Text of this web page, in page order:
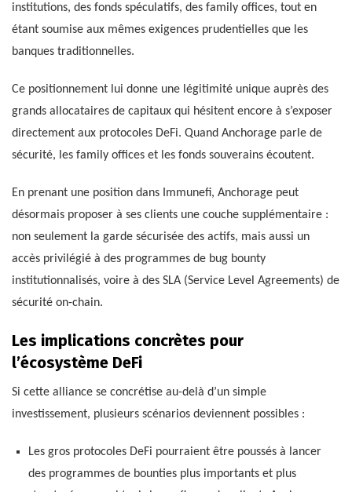
institutions, des fonds spéculatifs, des family offices, tout en
étant soumise aux mêmes exigences prudentielles que les
banques traditionnelles.
Ce positionnement lui donne une légitimité unique auprès des
grands allocataires de capitaux qui hésitent encore à s’exposer
directement aux protocoles DeFi. Quand Anchorage parle de
sécurité, les family offices et les fonds souverains écoutent.
En prenant une position dans Immunefi, Anchorage peut
désormais proposer à ses clients une couche supplémentaire :
non seulement la garde sécurisée des actifs, mais aussi un
accès privilégié à des programmes de bug bounty
institutionnalisés, voire à des SLA (Service Level Agreements) de
sécurité on-chain.
Les implications concrètes pour
l’écosystème DeFi
Si cette alliance se concrétise au-delà d’un simple
investissement, plusieurs scénarios deviennent possibles :
Les gros protocoles DeFi pourraient être poussés à lancer
des programmes de bounties plus importants et plus